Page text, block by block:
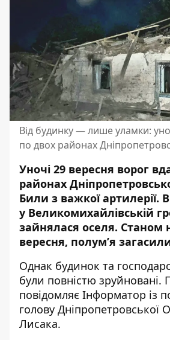
Від будинку — лише уламки:
по двох районах
Уночі 29 вересня ворог
районах
Били з важкої артилерії.
у Великомихайлівській
зайнялася оселя. Станом
вересня, полум’я
Однак будинок та
були повністю зруйновані.
повідомляє Інформатор із
голову Дніпропетровської
Лисака.